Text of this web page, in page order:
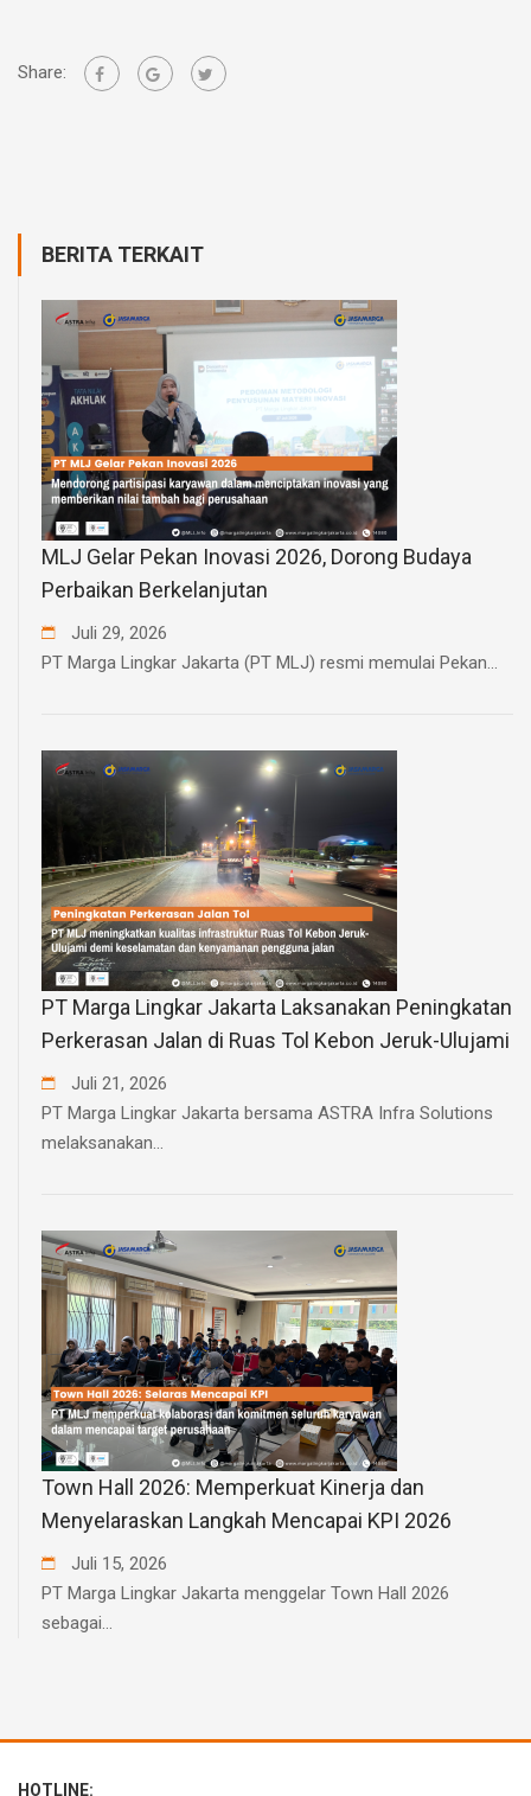
Share:
BERITA TERKAIT
MLJ Gelar Pekan Inovasi 2026, Dorong Budaya
Perbaikan Berkelanjutan
Juli 29, 2026
PT Marga Lingkar Jakarta (PT MLJ) resmi memulai Pekan...
PT Marga Lingkar Jakarta Laksanakan Peningkatan
Perkerasan Jalan di Ruas Tol Kebon Jeruk-Ulujami
Juli 21, 2026
PT Marga Lingkar Jakarta bersama ASTRA Infra Solutions
melaksanakan...
Town Hall 2026: Memperkuat Kinerja dan
Menyelaraskan Langkah Mencapai KPI 2026
Juli 15, 2026
PT Marga Lingkar Jakarta menggelar Town Hall 2026
sebagai...
HOTLINE: